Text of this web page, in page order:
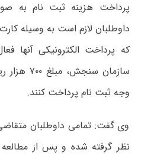
پرداخت هزینه ثبت نام به
داوطلبان لازم است به وسیله
که پرداخت الکترونیکی آنها
وجه ثبت نام پرداخت کنند.
وی گفت: تمامی داوطلبان
نظر گرفته شده و پس از مطالعه